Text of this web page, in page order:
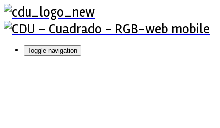
Toggle navigation